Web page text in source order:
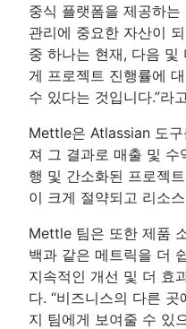
중식 플랫폼을 제공하
관리에 중요한 자산이
중 하나는 현재, 다음 및
게 프로젝트 진행률에
수 있다는 것입니다.”라
Mettle은 Atlassian 도
져 그 결과로 매출 및 수
행 및 간소화된 프로젝
이 크게 절약되고 리소
Mettle 팀은 또한 제품
백과 같은 메트릭을 더
지속적인 개선 및 더 효
다. “비즈니스의 다른
지 팀에게 보여줄 수 있